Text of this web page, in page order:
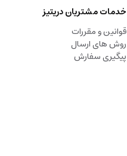
خدمات مشتریان دریتیز
قوانین و مقررات
روش های ارسال
پیگیری سفارش